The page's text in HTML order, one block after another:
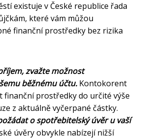
existuje v České republice řada
které vám můžou
finanční prostředky bez rizika
zvažte možnost
běžnému účtu. Kontokorent
finanční prostředky do určité výše
z aktuálně vyčerpané částky.
o spotřebitelský úvěr u vaší
úvěry obvykle nabízejí nižší